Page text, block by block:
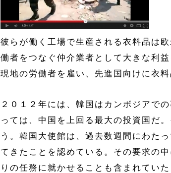
彼らが働く工場で生産される衣料品は
働者をつなぐ仲介業者として大きな利
現地の労働者を雇い、先進国向けに衣
２０１２年には、韓国はカンボジアで
っては、中国を上回る最大の投資国だ
う。韓国大使館は、過去数週間にわた
てきたことを認めている。その要求の
りの任務に就かせることも含まれていた